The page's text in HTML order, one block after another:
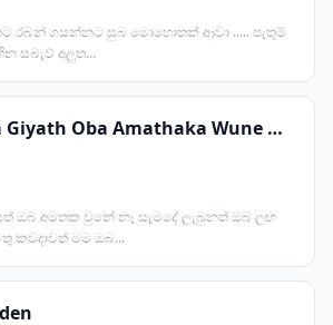
රබන් ගසන්නට සුබ මොහොතක් ආවා ..... පැතුම්
සබැව් අලුත...
Wen Wela Giyath Oba Amathaka Wune Naa
ඔබ අමතක වුනේ නෑ සැමදේ ලැබුනත් ඔබ ලඟ
කවදාවත් මම ඔබ...